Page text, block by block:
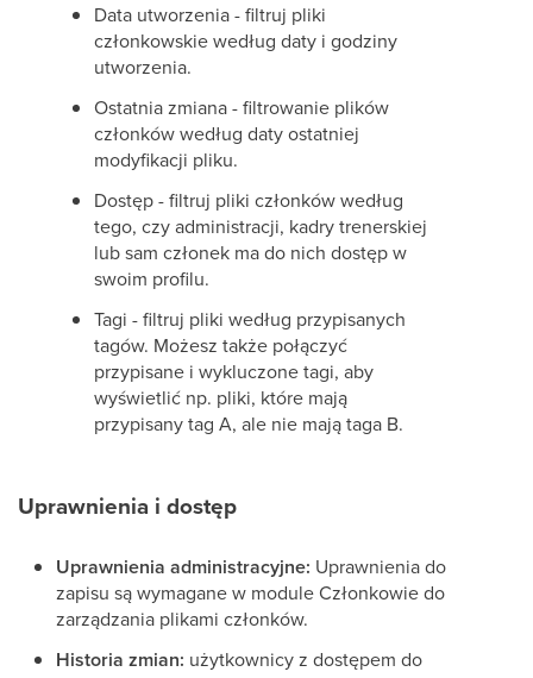
Data utworzenia - filtruj pliki
członkowskie według daty i godziny
utworzenia.
Ostatnia zmiana - filtrowanie plików
członków według daty ostatniej
modyfikacji pliku.
Dostęp - filtruj pliki członków według
tego, czy administracji, kadry trenerskiej
lub sam członek ma do nich dostęp w
swoim profilu.
Tagi - filtruj pliki według przypisanych
tagów. Możesz także połączyć
przypisane i wykluczone tagi, aby
wyświetlić np. pliki, które mają
przypisany tag A, ale nie mają taga B.
Uprawnienia i dostęp
Uprawnienia administracyjne: Uprawnienia do
zapisu są wymagane w module Członkowie do
zarządzania plikami członków.
Historia zmian: użytkownicy z dostępem do